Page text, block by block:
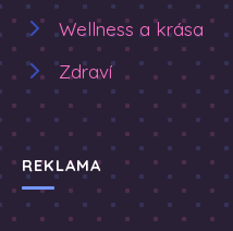
Wellness a krása
Zdraví
REKLAMA